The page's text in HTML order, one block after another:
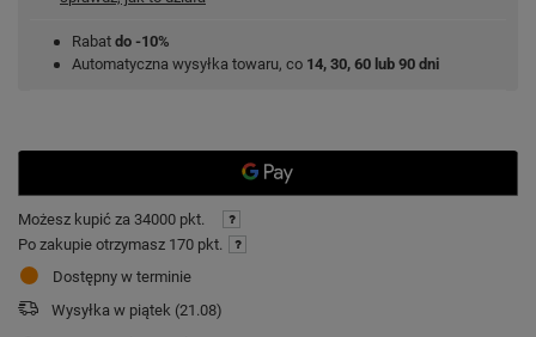
Rabat do -10%
Automatyczna wysyłka towaru, co 14, 30, 60 lub 90 dni
Możesz kupić za 34000 pkt.
Po zakupie otrzymasz 170 pkt.
Dostępny w terminie
Wysyłka w piątek (21.08)